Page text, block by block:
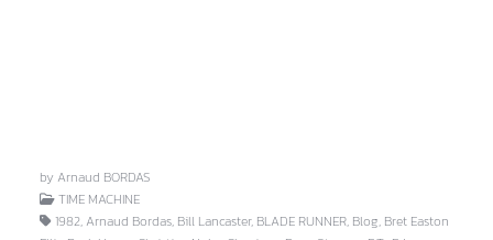
by Arnaud BORDAS
TIME MACHINE
1982, Arnaud Bordas, Bill Lancaster, BLADE RUNNER, Blog, Bret Easton